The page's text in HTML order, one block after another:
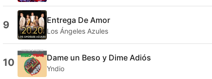
9 Entrega De Amor
Los Ángeles Azules
10 Dame un Beso y Dime Adiós
Yndio